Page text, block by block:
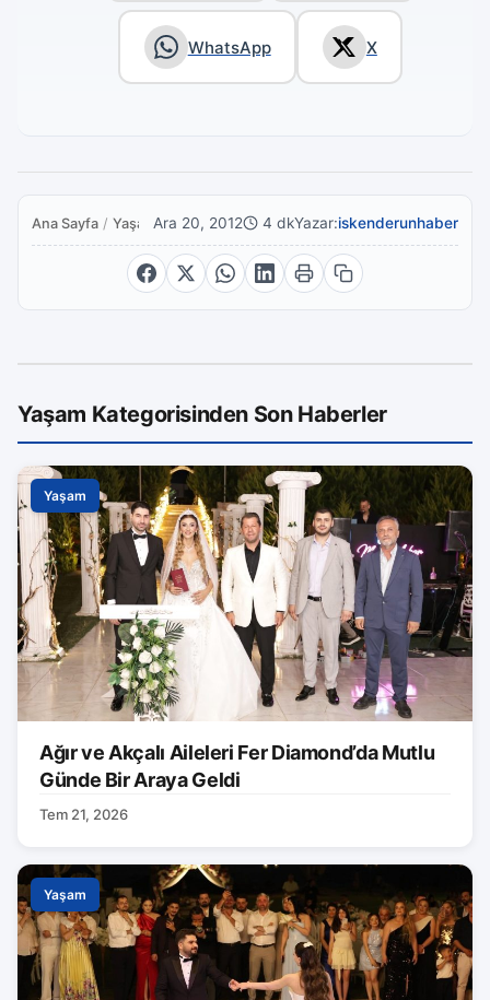
WhatsApp X
Ana Sayfa / YaşamAra 20, 2012 4 dkYazar:iskenderunhaber
Yaşam Kategorisinden Son Haberler
Yaşam
Ağır ve Akçalı Aileleri Fer Diamond’da Mutlu
Günde Bir Araya Geldi
Tem 21, 2026
Yaşam